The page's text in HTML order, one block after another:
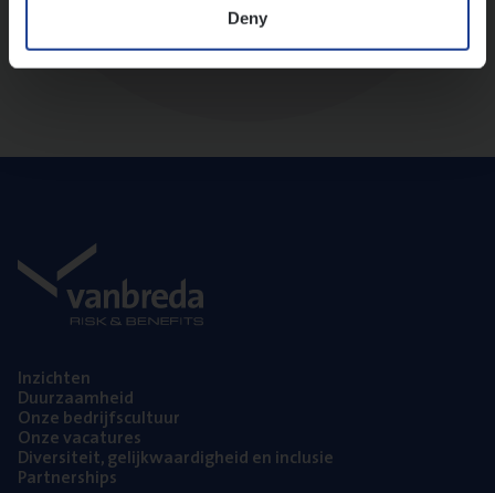
Deny
Inzich­ten
Duur­zaam­heid
Onze bedrijfs­cul­tuur
Onze vaca­tu­res
Diver­si­teit, gelijk­waar­dig­heid en inclusie
Part­ner­ships